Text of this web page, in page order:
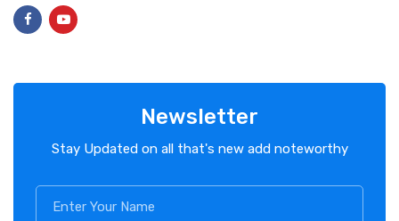
Newsletter
Stay Updated on all that's new add noteworthy